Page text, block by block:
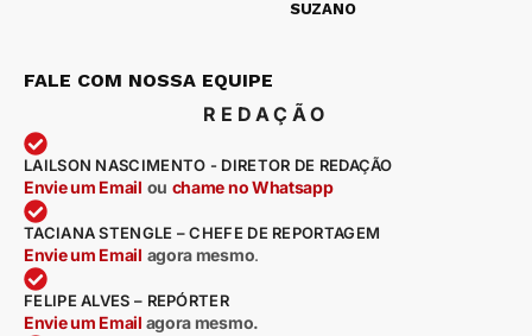
SUZANO
FALE COM NOSSA EQUIPE
REDAÇÃO
LAILSON NASCIMENTO - DIRETOR DE REDAÇÃO
Envie um Email ou chame no Whatsapp
TACIANA STENGLE – CHEFE DE REPORTAGEM
Envie um Email agora mesmo.
FELIPE ALVES – REPÓRTER
Envie um Email agora mesmo.